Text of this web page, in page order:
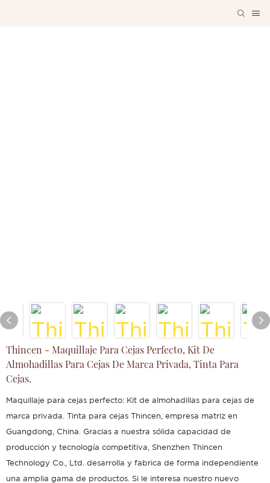
Thincen - Maquillaje Para Cejas Perfecto, Kit De
Almohadillas Para Cejas De Marca Privada, Tinta Para
Cejas.
Maquillaje para cejas perfecto: Kit de almohadillas para cejas de
marca privada. Tinta para cejas Thincen, empresa matriz en
Guangdong, China. Gracias a nuestra sólida capacidad de
producción y tecnología competitiva, Shenzhen Thincen
Technology Co., Ltd. desarrolla y fabrica de forma independiente
una amplia gama de productos. Si le interesa nuestro nuevo